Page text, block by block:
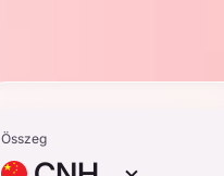
Összeg